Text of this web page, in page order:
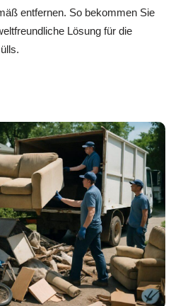
entfernen. So bekommen Sie
Lösung für die